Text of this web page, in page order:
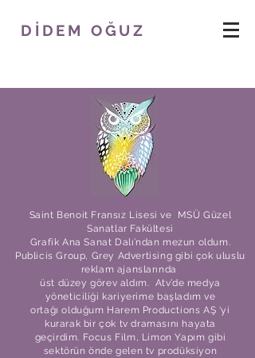
DİDEM OĞUZ
Saint Benoit Fransız Lisesi ve MSÜ Güzel
Sanatlar Fakültesi
Grafik Ana Sanat Dalı’ndan mezun oldum.
Publicis Group, Grey Advertising gibi çok uluslu
reklam ajanslarında
üst düzey görev aldım. Atv’de medya
yöneticiliği kariyerime başladım ve
ortağı olduğum Harem Productions AŞ ‘yi
kurarak bir çok tv dramasını hayata
geçirdim. Focus Film, Limon Yapım gibi
sektörün önde gelen tv prodüksiyon